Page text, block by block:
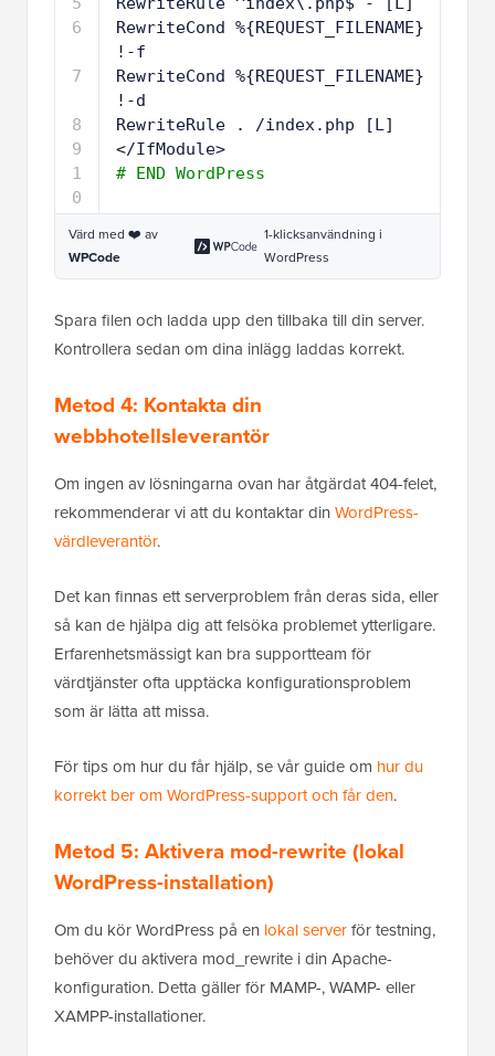
6
7
8
9
1
0
RewriteCond %{REQUEST_FILENAME}
!-f
RewriteCond %{REQUEST_FILENAME}
!-d
RewriteRule . /index.php [L]
</IfModule>
# END WordPress
Värd med ❤️ av
WPCode
1-klicksanvändning i
WordPress
Spara filen och ladda upp den tillbaka till din server.
Kontrollera sedan om dina inlägg laddas korrekt.
Metod 4: Kontakta din
webbhotellsleverantör
Om ingen av lösningarna ovan har åtgärdat 404-felet,
rekommenderar vi att du kontaktar din WordPress-
värdleverantör.
Det kan finnas ett serverproblem från deras sida, eller
så kan de hjälpa dig att felsöka problemet ytterligare.
Erfarenhetsmässigt kan bra supportteam för
värdtjänster ofta upptäcka konfigurationsproblem
som är lätta att missa.
För tips om hur du får hjälp, se vår guide om hur du
korrekt ber om WordPress-support och får den.
Metod 5: Aktivera mod-rewrite (lokal
WordPress-installation)
Om du kör WordPress på en lokal serverför testning,
behöver du aktivera mod_rewrite i din Apache-
konfiguration. Detta gäller för MAMP-, WAMP- eller
XAMPP-installationer.